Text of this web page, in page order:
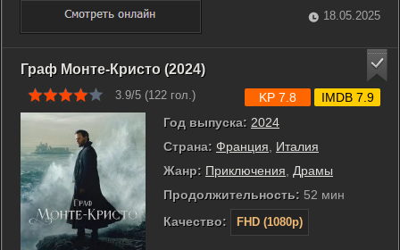
18.05.2025
Граф Монте-Кристо (2024)
3.9/5 (122 гол.)
Год выпуска: 2024
Страна: Франция, Италия
Жанр: Приключения, Драмы
Продолжительность: 52 мин
Качество:
FHD (1080p)
KP 7.8 IMDB 7.9